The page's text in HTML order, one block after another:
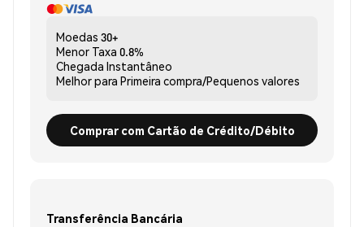
Moedas 30+
Menor Taxa 0.8%
Chegada Instantâneo
Melhor para Primeira compra/Pequenos valores
Comprar com Cartão de Crédito/Débito
Transferência Bancária